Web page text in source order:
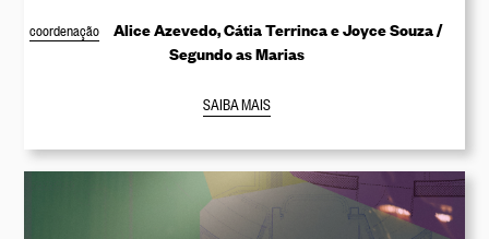
coordenação
Alice Azevedo, Cátia Terrinca e Joyce Souza /
Segundo as Marias
SAIBA MAIS